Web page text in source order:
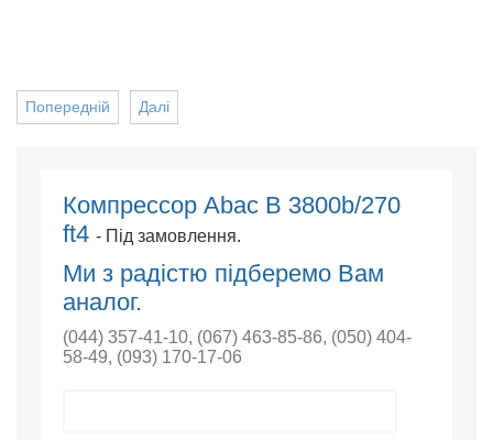
Далі
Попередній
Компрессор Abac B 3800b/270
ft4 - Під замовлення.
Ми з радістю підберемо Вам
аналог.
(044) 357-41-10, (067) 463-85-86, (050) 404-
58-49, (093) 170-17-06